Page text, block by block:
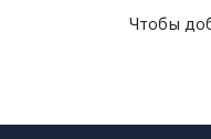
Чтобы